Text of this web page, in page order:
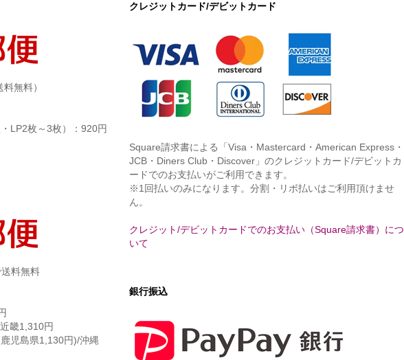
無料）
LP2枚～3枚）：920円
料無料
畿1,310円
児島県1,130円)/沖縄
クレジットカード/デビットカード
Square請求書による「Visa・Mastercard・American Express・
JCB・Diners Club・Discover」のクレジットカード/デビットカ
ードでのお支払いがご利用できます。
※1回払いのみになります。分割・リボ払いはご利用頂けませ
ん。
クレジット/デビットカードでのお支払い（Square請求書）につ
いて
銀行振込